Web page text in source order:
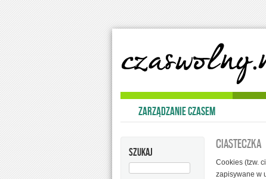
ZARZĄDZANIE CZASEM
CIASTECZKA
Cookies (tzw.
zapisywane w
SZUKAJ
SZUKAJ: